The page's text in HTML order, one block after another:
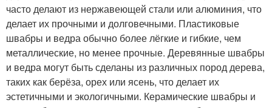
часто делают из нержавеющей стали или алюминия, что
делает их прочными и долговечными. Пластиковые
швабры и ведра обычно более лёгкие и гибкие, чем
металлические, но менее прочные. Деревянные швабры
и ведра могут быть сделаны из различных пород дерева,
таких как берёза, орех или ясень, что делает их
эстетичными и экологичными. Керамические швабры и